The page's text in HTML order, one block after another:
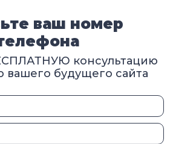
ваш номер
консультацию
вашего будущего сайта